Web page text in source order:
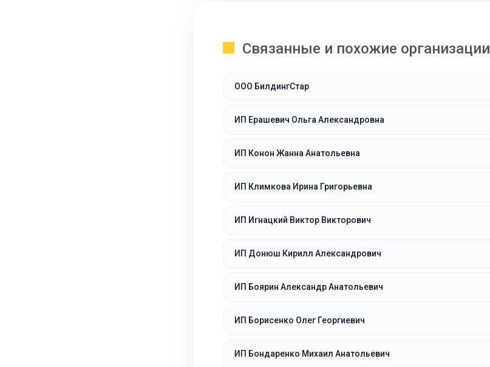
Связанные и похожие организации
ООО БилдингСтар
ИП Ерашевич Ольга Александровна
ИП Конон Жанна Анатольевна
ИП Климкова Ирина Григорьевна
ИП Игнацкий Виктор Викторович
ИП Донюш Кирилл Александрович
ИП Боярин Александр Анатольевич
ИП Борисенко Олег Георгиевич
ИП Бондаренко Михаил Анатольевич